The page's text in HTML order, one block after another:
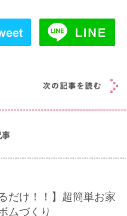
事
だけ！！】超簡単お家
ムづくり